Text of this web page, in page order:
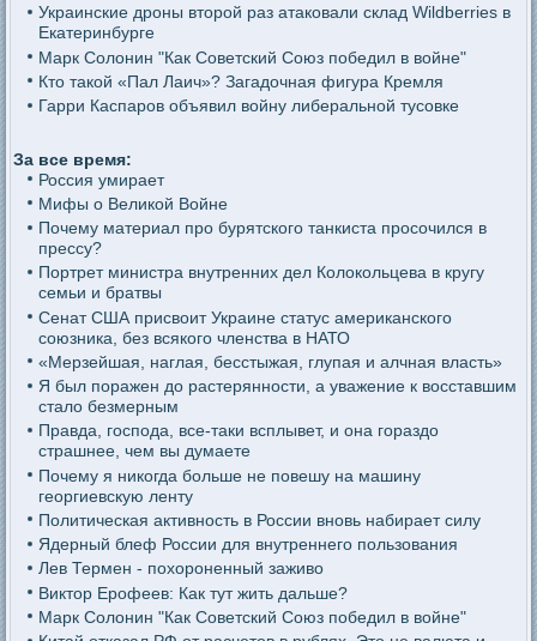
Украинские дроны второй раз атаковали склад Wildberries в
Екатеринбурге
Марк Солонин "Как Советский Союз победил в войне"
Кто такой «Пал Лаич»? Загадочная фигура Кремля
Гарри Каспаров объявил войну либеральной тусовке
За все время:
Россия умирает
Мифы о Великой Войне
Почему материал про бурятского танкиста просочился в
прессу?
Портрет министра внутренних дел Колокольцева в кругу
семьи и братвы
Сенат США присвоит Украине статус американского
союзника, без всякого членства в НАТО
«Мерзейшая, наглая, бесстыжая, глупая и алчная власть»
Я был поражен до растерянности, а уважение к восставшим
стало безмерным
Правда, господа, все-таки всплывет, и она гораздо
страшнее, чем вы думаете
Почему я никогда больше не повешу на машину
георгиевскую ленту
Политическая активность в России вновь набирает силу
Ядерный блеф России для внутреннего пользования
Лев Термен - похороненный заживо
Виктор Ерофеев: Как тут жить дальше?
Марк Солонин "Как Советский Союз победил в войне"